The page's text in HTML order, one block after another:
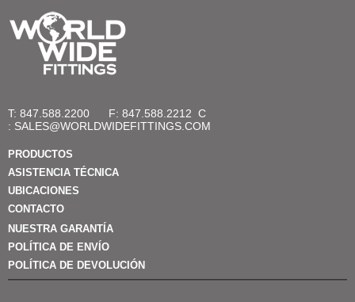
T: 847.588.2200 F: 847.588.2212 C
: SALES@WORLDWIDEFITTINGS.COM
PRODUCTOS
ASISTENCIA TÉCNICA
UBICACIONES
CONTACTO
NUESTRA GARANTÍA
POLÍTICA DE ENVÍO
POLÍTICA DE DEVOLUCIÓN